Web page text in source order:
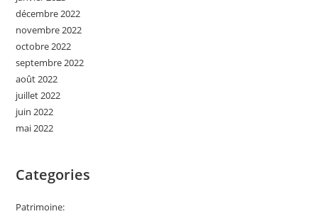
décembre 2022
novembre 2022
octobre 2022
septembre 2022
août 2022
juillet 2022
juin 2022
mai 2022
Categories
Patrimoine: